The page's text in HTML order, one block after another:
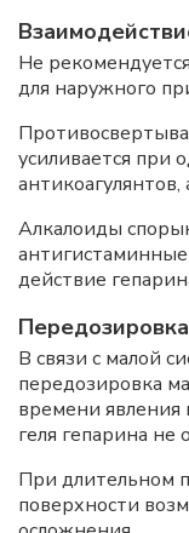
Не
для наружного
усиливается
Алкалоиды
действие
Передозировка
В связи с малой
передозировка
времени явления
геля гепарина не
При длительном
поверхности